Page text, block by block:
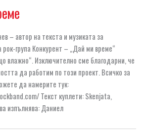
– автор на текста и музиката за
рок-група Конкурент – „Дай ми време“
влажно“. Изключително сме благодарни, че
да работим по този проект. Всичко за
да намерите тук:
Текст куплети: Skenjata,
изпълнява: Даниел